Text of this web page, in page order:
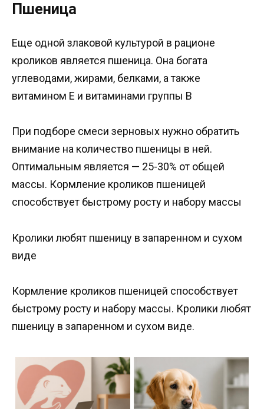
Пшеница
Еще одной злаковой культурой в рационе
кроликов является пшеница. Она богата
углеводами, жирами, белками, а также
витамином Е и витаминами группы В
При подборе смеси зерновых нужно обратить
внимание на количество пшеницы в ней.
Оптимальным является — 25-30% от общей
массы. Кормление кроликов пшеницей
способствует быстрому росту и набору массы
Кролики любят пшеницу в запаренном и сухом
виде
Кормление кроликов пшеницей способствует
быстрому росту и набору массы. Кролики любят
пшеницу в запаренном и сухом виде.